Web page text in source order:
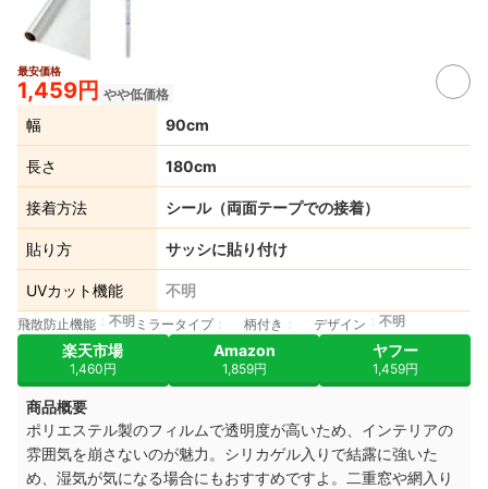
最安価格
1,459円 やや低価格
幅 90cm
長さ 180cm
接着方法 シール（両面テープでの接着）
貼り方 サッシに貼り付け
UVカット機能 不明
飛散防止機能 不明 ミラータイプ 柄付き デザイン 不明
楽天市場
1,460円
Amazon
1,859円
ヤフー
1,459円
商品概要
ポリエステル製のフィルムで透明度が高いため、インテリアの
雰囲気を崩さないのが魅力。シリカゲル入りで結露に強いた
め、湿気が気になる場合にもおすすめですよ。二重窓や網入り